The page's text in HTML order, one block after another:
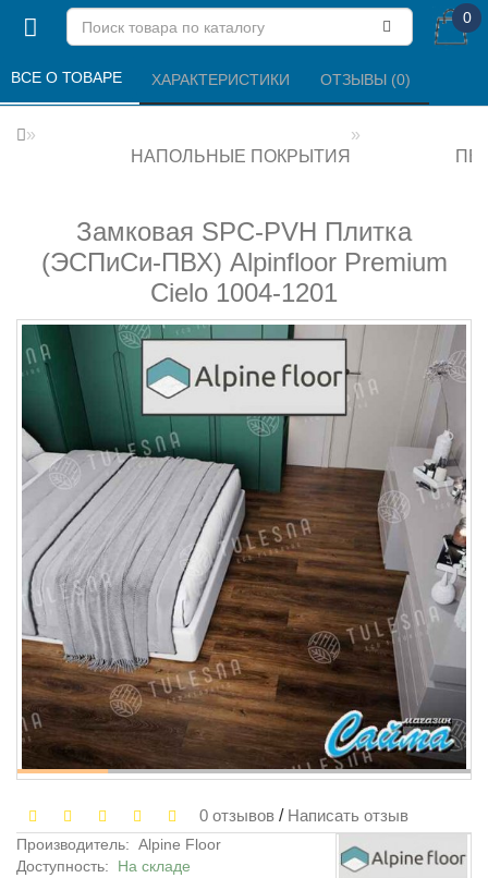
0
НАПОЛЬНЫЕ ПОКРЫТИЯ
Замковая SPC-PVH Плитка
(ЭСПиСи-ПВХ) Alpinfloor Premium
Cielo 1004-1201
ВСЕ О ТОВАРЕ ХАРАКТЕРИСТИКИ ОТЗЫВЫ (0)
0 отзывов / Написать отзыв
Производитель: Alpine Floor
Доступность: На складе